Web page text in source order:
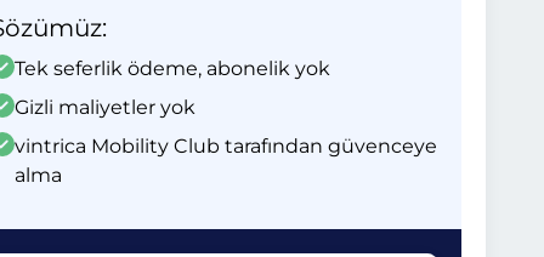
Tek seferlik ödeme, abonelik yok
Gizli maliyetler yok
vintrica Mobility Club tarafından güvenceye
alma